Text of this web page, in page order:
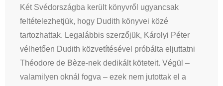
Két Svédországba került könyvről ugyancsak
feltételezhetjük, hogy Dudith könyvei közé
tartozhattak. Legalábbis szerzőjük, Károlyi Péter
vélhetően Dudith közvetítésével próbálta eljuttatni
Théodore de Bèze-nek dedikált köteteit. Végül –
valamilyen oknál fogva – ezek nem jutottak el a